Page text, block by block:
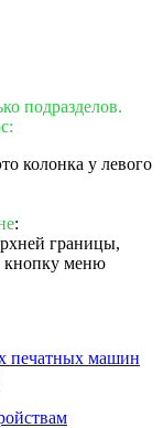
подразделов.
колонка у левого
:
границы,
кнопку меню
печатных машин